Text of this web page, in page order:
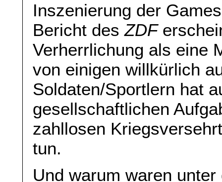
Inszenierung der
Bericht desZDF
Verherrlichung als eine
von einigen willkürlich
Soldaten/Sportlern hat
gesellschaftlichen
zahllosen
tun.
Und warum waren